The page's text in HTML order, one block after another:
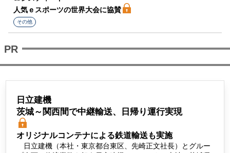
人気ｅスポーツの世界大会に協賛
その他
日立建機
茨城～関西間で中継輸送、日帰り運行実現
オリジナルコンテナによる鉄道輸送も実施
日立建機（本社・東京都台東区、先崎正文社長）とグルー